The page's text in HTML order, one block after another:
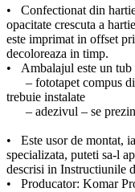
• Confectionat din
opacitate crescuta a
este imprimat in offset
decoloreaza in timp.
• Ambalajul este un tub
– fototapet compus
trebuie instalate
– adezivul – se
• Este usor de montat,
specializata, puteti sa-l
descrisi in Instructiunile
• Producator: Komar